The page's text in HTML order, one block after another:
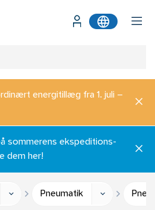
energitillæg fra 1. juli –
sommerens ekspeditions-
dem her!
Pneumatik